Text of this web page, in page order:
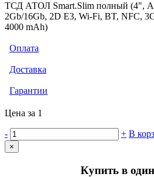
ТСД АТОЛ Smart.Slim полный (4",
2Gb/16Gb, 2D E3, Wi-Fi, BT, NFC,
4000 mАh)
Оплата
Доставка
Гарантии
Цена за 1
- + В
×
Купить в